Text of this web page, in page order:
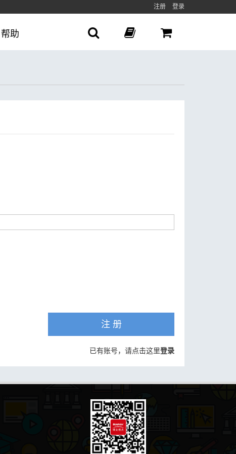
注册 登录
帮助
注 册
已有账号，请点击这里登录